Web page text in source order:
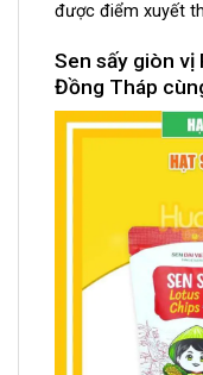
được điểm xuyết
Sen sấy giòn vị
Đồng Tháp